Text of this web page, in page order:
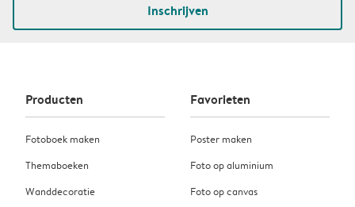
Inschrijven
Producten
Fotoboek maken
Themaboeken
Wanddecoratie
Favorieten
Poster maken
Foto op aluminium
Foto op canvas